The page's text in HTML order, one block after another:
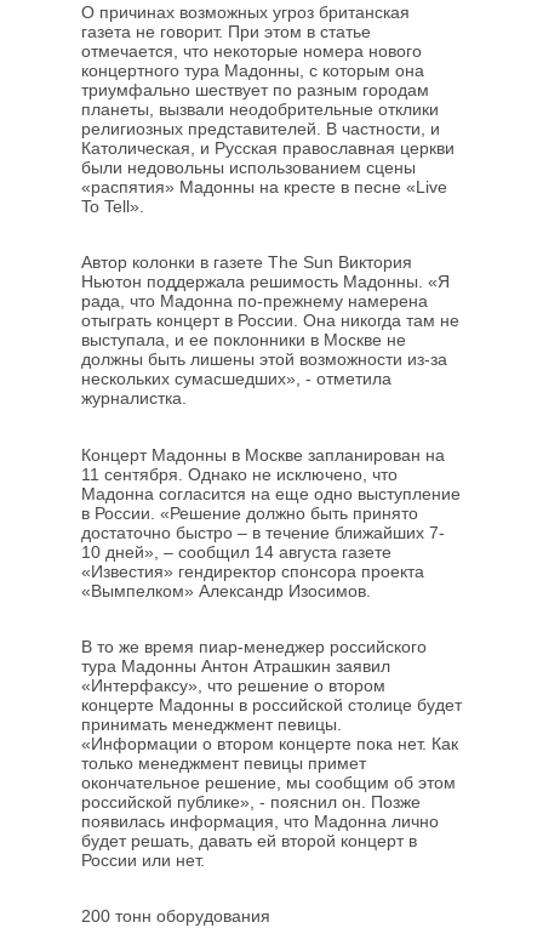
О причинах возможных угроз британская
газета не говорит. При этом в статье
отмечается, что некоторые номера нового
концертного тура Мадонны, с которым она
триумфально шествует по разным городам
планеты, вызвали неодобрительные отклики
религиозных представителей. В частности, и
Католическая, и Русская православная церкви
были недовольны использованием сцены
«распятия» Мадонны на кресте в песне «Live
To Tell».
Автор колонки в газете The Sun Виктория
Ньютон поддержала решимость Мадонны. «Я
рада, что Мадонна по-прежнему намерена
отыграть концерт в России. Она никогда там не
выступала, и ее поклонники в Москве не
должны быть лишены этой возможности из-за
нескольких сумасшедших», - отметила
журналистка.
Концерт Мадонны в Москве запланирован на
11 сентября. Однако не исключено, что
Мадонна согласится на еще одно выступление
в России. «Решение должно быть принято
достаточно быстро – в течение ближайших 7-
10 дней», – сообщил 14 августа газете
«Известия» гендиректор спонсора проекта
«Вымпелком» Александр Изосимов.
В то же время пиар-менеджер российского
тура Мадонны Антон Атрашкин заявил
«Интерфаксу», что решение о втором
концерте Мадонны в российской столице будет
принимать менеджмент певицы.
«Информации о втором концерте пока нет. Как
только менеджмент певицы примет
окончательное решение, мы сообщим об этом
российской публике», - пояснил он. Позже
появилась информация, что Мадонна лично
будет решать, давать ей второй концерт в
России или нет.
200 тонн оборудования